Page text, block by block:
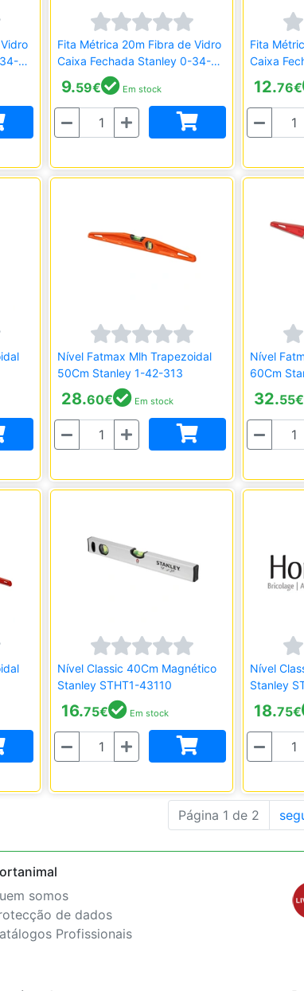
Fita Métrica 20m Fibra de Vidro
Caixa Fechada Stanley 0-34-
296
9.59€ Em stock
Quantidade
Fita
Caixa
297
12.76€
Quantidade
Nível Fatmax Mlh Trapezoidal
50Cm Stanley 1-42-313
28.60€ Em stock
Quantidade
Nível
60Cm
32.55€
Quantidade
Nível Classic 40Cm Magnético
Stanley STHT1-43110
16.75€ Em stock
Quantidade
Nível
Stanley
18.75€
Quantidade
Página 1 de 2
somos
de dados
Profissionais